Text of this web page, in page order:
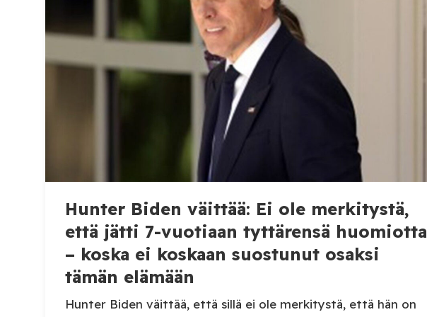
yhteiskunnalle taakka?
Omaisille joskus myös ”poissa
silmistä, poissa mielestä”
Hunter Biden väittää: Ei ole merkitystä,
että jätti 7-vuotiaan tyttärensä huomiotta
– koska ei koskaan suostunut osaksi
tämän elämään
Hunter Biden väittää, että sillä ei ole merkitystä, että hän on